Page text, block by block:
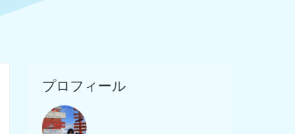
プロフィール